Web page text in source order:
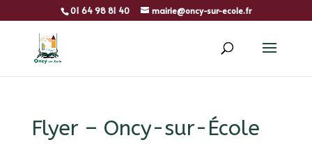
01 64 98 81 40 mairie@oncy-sur-ecole.fr
Flyer – Oncy-sur-École